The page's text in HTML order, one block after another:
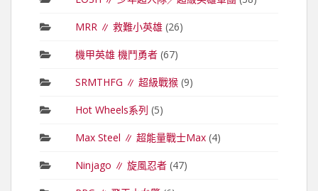
MRR ∥ 救難小英雄(26)
機甲英雄 機鬥勇者(67)
SRMTHFG ∥ 超級戰猴(9)
Hot Wheels系列 (5)
Max Steel ∥ 超能量戰士Max(4)
Ninjago ∥ 旋風忍者(47)